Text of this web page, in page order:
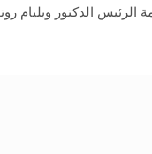
الرئيس الدكتور ويليام